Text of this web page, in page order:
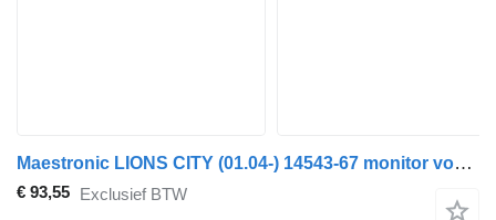
Maestronic LIONS CITY (01.04-) 14543-67 monitor voor MAN bus
€ 93,55 Exclusief BTW